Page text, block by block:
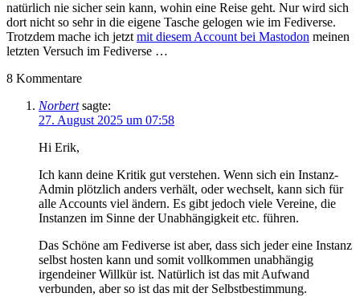
natürlich nie sicher sein kann, wohin eine Reise geht. Nur wird sich
dort nicht so sehr in die eigene Tasche gelogen wie im Fediverse.
Trotzdem mache ich jetzt mit diesem Account bei Mastodon meinen
letzten Versuch im Fediverse …
8 Kommentare
Norbert sagte:
27. August 2025 um 07:58
Hi Erik,
Ich kann deine Kritik gut verstehen. Wenn sich ein Instanz-
Admin plötzlich anders verhält, oder wechselt, kann sich für
alle Accounts viel ändern. Es gibt jedoch viele Vereine, die
Instanzen im Sinne der Unabhängigkeit etc. führen.
Das Schöne am Fediverse ist aber, dass sich jeder eine Instanz
selbst hosten kann und somit vollkommen unabhängig
irgendeiner Willkür ist. Natürlich ist das mit Aufwand
verbunden, aber so ist das mit der Selbstbestimmung.